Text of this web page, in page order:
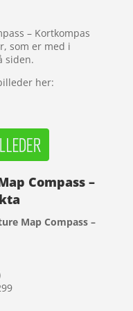
– Kortkompas
som er med i
siden.
her:
Compass –
Map Compass –